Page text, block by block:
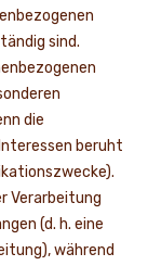
sind.
die
beruht
Verarbeitung
(d. h. eine
während